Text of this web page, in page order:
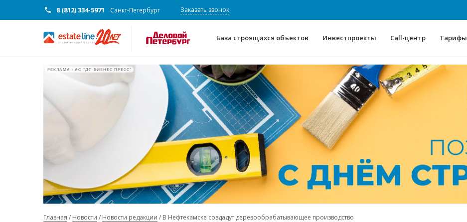
8 (812) 334-5971 Санкт-Петербург Заказать звонок
База строящихся объектов Инвестпроекты Call-центр Тарифы
О проекте
Конкурентные преимущества
Горячие объекты
Глоссарий
РЕКЛАМА • АО "ДП БИЗНЕС ПРЕСС"
Главная Новости Новости редакции В Нефтекамске создадут деревообрабатывающее производство